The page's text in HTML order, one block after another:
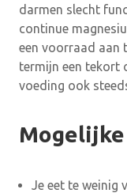
darmen slecht
continue
een voorraad aan
termijn een tekort
voeding ook
Je eet te weinig